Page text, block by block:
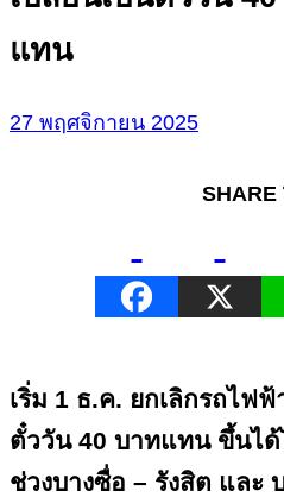
แทน
27 พฤศจิกายน 2025
SHARE
เริ่ม 1 ธ.ค. ยกเลิกรถไฟ
ตั๋ววัน 40 บาทแทน ขึ้นไ
ช่วงบางซื่อ – รังสิต และ